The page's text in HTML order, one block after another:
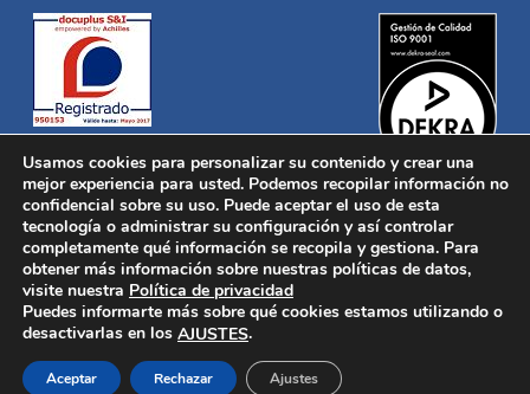
Distronica © 2016 Todos los derechos reservados.Aviso legal
Política de privacidad|Política de Cookies
Desarrollado porNucleosoft
Inicio
Quiénes Somos
Distribución
Usamos cookies para personalizar su contenido y crear una
mejor experiencia para usted. Podemos recopilar información no
confidencial sobre su uso. Puede aceptar el uso de esta
tecnología o administrar su configuración y así controlar
completamente qué información se recopila y gestiona. Para
obtener más información sobre nuestras políticas de datos,
visite nuestra Política de privacidad
Puedes informarte más sobre qué cookies estamos utilizando o
desactivarlas en los AJUSTES.
Aceptar Rechazar Ajustes